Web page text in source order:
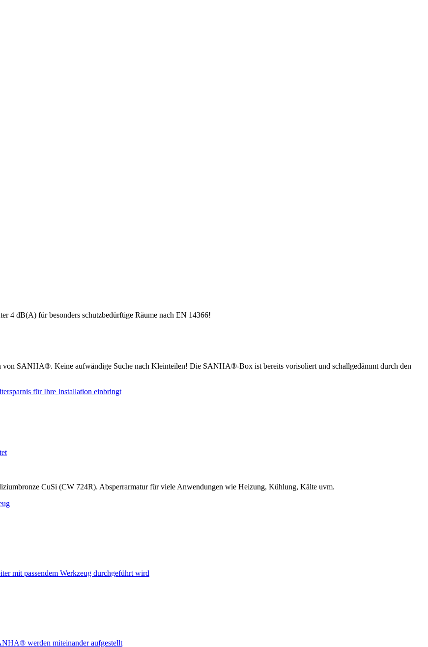
4 dB(A) für besonders schutzbedürftige Räume nach EN 14366!
von SANHA®. Keine aufwändige Suche nach Kleinteilen! Die SANHA®-Box ist bereits vorisoliert und schallgedämmt durch den
CuSi (CW 724R). Absperrarmatur für viele Anwendungen wie Heizung, Kühlung, Kälte uvm.